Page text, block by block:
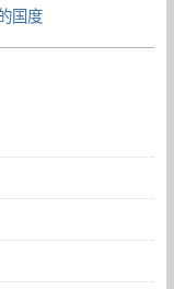
国度